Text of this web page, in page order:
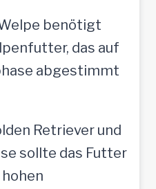
benötigt
das auf
abgestimmt
Retriever und
sollte das Futter